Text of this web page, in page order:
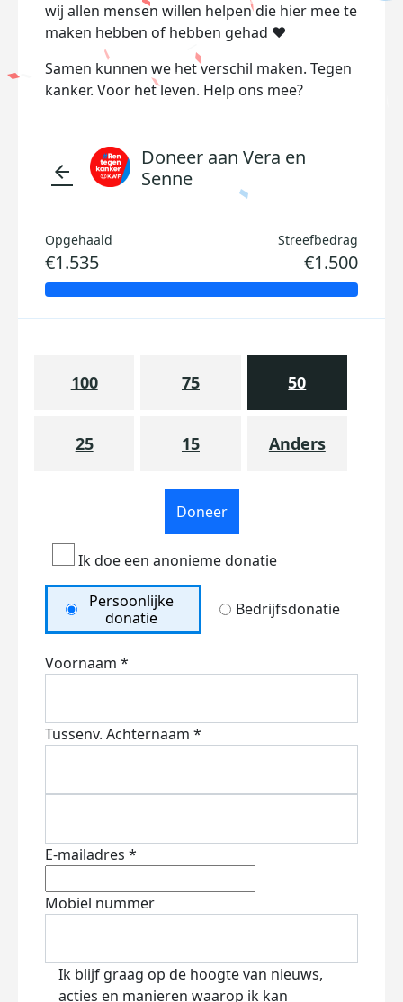
wij allen mensen willen helpen die hier mee te
maken hebben of hebben gehad ❤️
Samen kunnen we het verschil maken. Tegen
kanker. Voor het leven. Help ons mee?
arrow_back
Doneer aan Vera en
Senne
Opgehaald
€1.535
Streefbedrag
€1.500
100 75 50
25 15 Anders
Doneer
Ik doe een anonieme donatie
Persoonlijke
donatie
Bedrijfsdonatie
Voornaam *
Tussenv. Achternaam *
E-mailadres *
Mobiel nummer
Ik blijf graag op de hoogte van nieuws,
acties en manieren waarop ik kan